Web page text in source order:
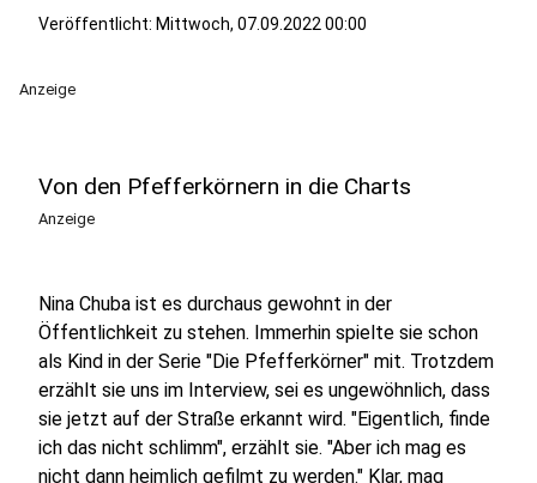
Veröffentlicht: Mittwoch, 07.09.2022 00:00
Anzeige
Von den Pfefferkörnern in die Charts
Anzeige
Nina Chuba ist es durchaus gewohnt in der
Öffentlichkeit zu stehen. Immerhin spielte sie schon
als Kind in der Serie "Die Pfefferkörner" mit. Trotzdem
erzählt sie uns im Interview, sei es ungewöhnlich, dass
sie jetzt auf der Straße erkannt wird. "Eigentlich, finde
ich das nicht schlimm", erzählt sie. "Aber ich mag es
nicht dann heimlich gefilmt zu werden." Klar, mag